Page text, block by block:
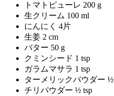
トマトピューレ 200 g
生クリーム 100 ml
にんにく 4片
生姜 2 cm
バター 50 g
クミンシード 1 tsp
ガラムマサラ 1 tsp
ターメリックパウダー ½
チリパウダー ½ tsp